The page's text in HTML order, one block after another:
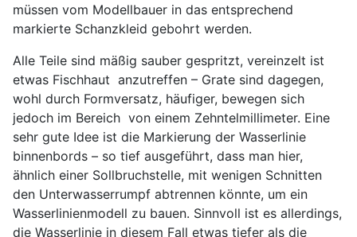
müssen vom Modellbauer in das entsprechend
markierte Schanzkleid gebohrt werden.
Alle Teile sind mäßig sauber gespritzt, vereinzelt ist
etwas Fischhaut anzutreffen – Grate sind dagegen,
wohl durch Formversatz, häufiger, bewegen sich
jedoch im Bereich von einem Zehntelmillimeter. Eine
sehr gute Idee ist die Markierung der Wasserlinie
binnenbords – so tief ausgeführt, dass man hier,
ähnlich einer Sollbruchstelle, mit wenigen Schnitten
den Unterwasserrumpf abtrennen könnte, um ein
Wasserlinienmodell zu bauen. Sinnvoll ist es allerdings,
die Wasserlinie in diesem Fall etwas tiefer als die